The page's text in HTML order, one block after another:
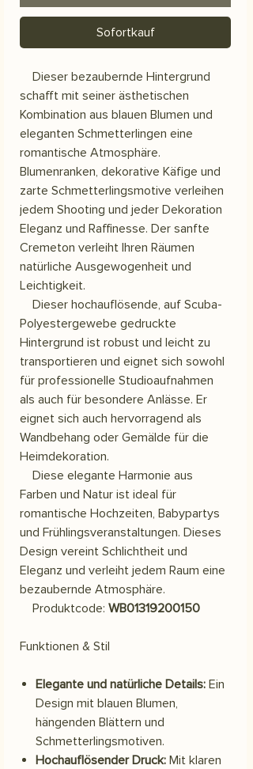
Sofortkauf
Dieser bezaubernde Hintergrund
schafft mit seiner ästhetischen
Kombination aus blauen Blumen und
eleganten Schmetterlingen eine
romantische Atmosphäre.
Blumenranken, dekorative Käfige und
zarte Schmetterlingsmotive verleihen
jedem Shooting und jeder Dekoration
Eleganz und Raffinesse. Der sanfte
Cremeton verleiht Ihren Räumen
natürliche Ausgewogenheit und
Leichtigkeit.
Dieser hochauflösende, auf Scuba-
Polyestergewebe gedruckte
Hintergrund ist robust und leicht zu
transportieren und eignet sich sowohl
für professionelle Studioaufnahmen
als auch für besondere Anlässe. Er
eignet sich auch hervorragend als
Wandbehang oder Gemälde für die
Heimdekoration.
Diese elegante Harmonie aus
Farben und Natur ist ideal für
romantische Hochzeiten, Babypartys
und Frühlingsveranstaltungen. Dieses
Design vereint Schlichtheit und
Eleganz und verleiht jedem Raum eine
bezaubernde Atmosphäre.
Produktcode: WB01319200150
Funktionen & Stil
Elegante und natürliche Details: Ein
Design mit blauen Blumen,
hängenden Blättern und
Schmetterlingsmotiven.
Hochauflösender Druck: Mit klaren